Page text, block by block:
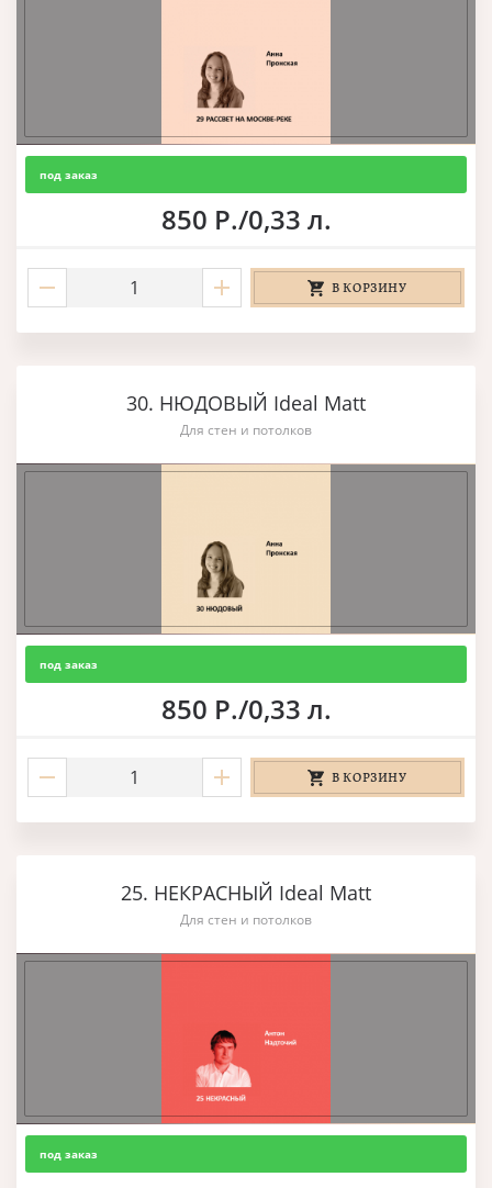
под заказ
850 Р./0,33 л.
В КОРЗИНУ
30. НЮДОВЫЙ Ideal Matt
Для стен и потолков
под заказ
850 Р./0,33 л.
В КОРЗИНУ
25. НЕКРАСНЫЙ Ideal Matt
Для стен и потолков
под заказ